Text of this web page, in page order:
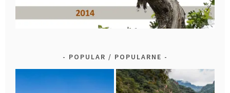
POPULAR / POPULARNE